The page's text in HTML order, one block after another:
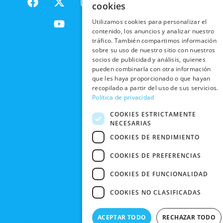
a
-
t
w
m
o
u
t
RESPONSABILIDAD
SOCIAL
TRABAJA
CON
NOSOTROS
NUESTRAS
TIENDAS
FRIDAY
CONTACTO
INTERNACIONALES
RECOGIDA
EN TIENDA
DEVOLUCIONES
Y CAMBIOS
CANCELAR
PRIVACIDAD
EN RRSS
POLÍTICA DE
PRIVACIDAD
CONDICIONES
DE COMPRA
cookies
Utilizamos cookies para personalizar el
contenido, los anuncios y analizar nuestro
tráfico. También compartimos información
sobre su uso de nuestro sitio con nuestros
socios de publicidad y análisis, quienes
pueden combinarla con otra información
que les haya proporcionado o que hayan
recopilado a partir del uso de sus servicios.
Política de privacidad
COOKIES ESTRICTAMENTE
NECESARIAS
COOKIES DE RENDIMIENTO
COOKIES DE PREFERENCIAS
COOKIES DE FUNCIONALIDAD
COOKIES NO CLASIFICADAS
ACEPTAR TODO RECHAZAR TODO